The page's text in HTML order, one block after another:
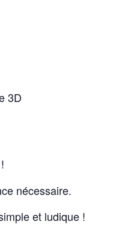
3D
nécessaire.
et ludique !